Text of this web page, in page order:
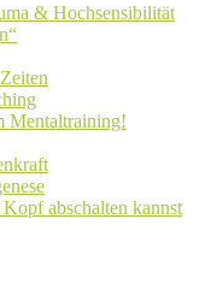
& Hochsensibilität
Mentaltraining!
abschalten kannst